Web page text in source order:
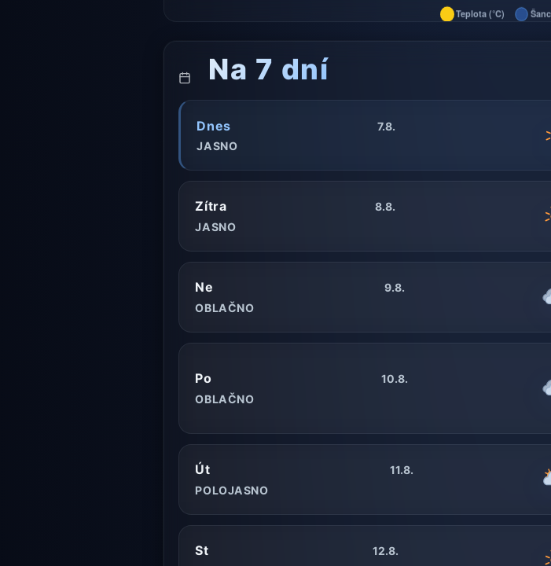
Na 7 dní
Dnes
7.8.
JASNO
Zítra
8.8.
JASNO
Ne
9.8.
OBLAČNO
Po
10.8.
OBLAČNO
Út
11.8.
POLOJASNO
St
12.8.